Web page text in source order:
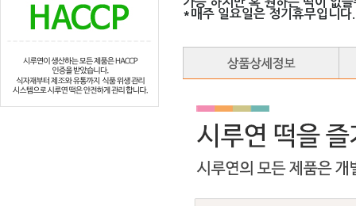
*매주 일요일은 정기휴무입니다.